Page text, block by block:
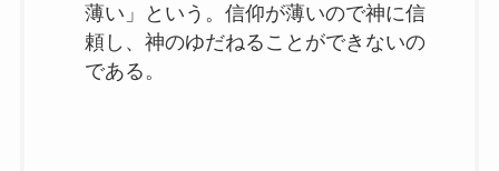
薄い」という。信仰が薄いので神に信
頼し、神のゆだねることができないの
である。